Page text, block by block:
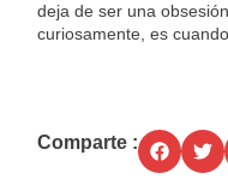
deja de ser una
curiosamente, es
Comparte :